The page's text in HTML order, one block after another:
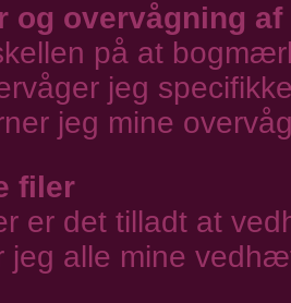
og overvågning af
på at
jeg
jeg mine
filer
er det tilladt at
jeg alle mine